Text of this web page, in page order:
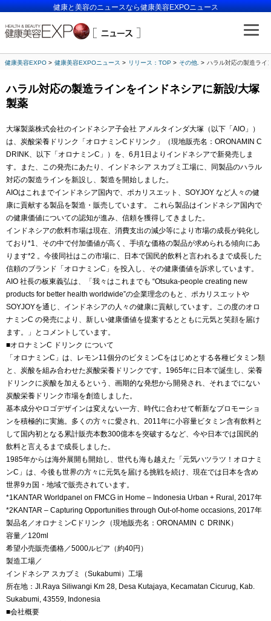
健康と美容のニュースなら健康美容EXPOニュース
健康美容EXPO 健康美容EXPOニュース リリース：TOP その他. ハラル対応の製造ライ
ハラル対応の製造ラインをインドネシアに新設/大塚
製薬
大塚製薬株式会社のインドネシア子会社 アメルタインダ大塚（以下「AIO」）
は、炭酸栄養ドリンク「オロナミンCドリンク」（現地販売名：ORONAMIN C
DRINK、以下「オロナミンC」）を、6月1日よりインドネシアで新発売しま
す。また、この発売にあたり、インドネシア スカブミ工場に、同製品のハラル
対応の製造ラインを新設し、製造を開始しました。
AIOはこれまでインドネシア国内で、ポカリスエット、SOYJOY など人々の健
康に貢献する製品を製造・販売しています。 これら製品はインドネシア国内で
の健康価値についての認知が進み、信頼を獲得してきました。
インドネシアの飲料市場は現在、消費支出の減少等により市場の成長が鈍化し
ており*1、その中で付加価値が高く、手頃な価格の製品が求められる傾向にあ
ります*2 。今後同社はこの市場に、日本で国民的飲料と言われるまで成長した
信頼のブランド「オロナミンC」を投入し、その健康価値を訴求しています。
AIO 社長の板東義弘は、「我々はこれまでも “Otsuka-people creating new
products for better health worldwide”の企業理念のもと、ポカリスエットや
SOYJOYを通じ、インドネシアの人々の健康に貢献しています。この度のオロ
ナミンC の発売により、新しい健康価値を提案するとともに元気と笑顔を届け
ます。」とコメントしています。
■オロナミンC ドリンク について
「オロナミンC」は、レモン11個分のビタミンCをはじめとする各種ビタミン類
と、炭酸を組み合わせた炭酸栄養ドリンクです。1965年に日本で誕生し、栄養
ドリンクに炭酸を加えるという、画期的な発想から開発され、それまでにない
炭酸栄養ドリンク市場を創造しました。
基本成分やロゴデザインは変えない一方、時代に合わせて斬新なプロモーショ
ンを積極的に実施。多くの方々に愛され、2011年に小容量ビタミン含有飲料と
して国内初となる累計販売本数300億本を突破するなど、今や日本では国民的
飲料と言えるまで成長しました。
1985年からは海外展開も開始し、世代も海も越えた「元気ハツラツ！オロナミ
ンC」は、今後も世界の方々に元気を届ける挑戦を続け、現在では日本を含め
世界9カ国・地域で販売されています。
*1KANTAR Worldpanel on FMCG in Home – Indonesia Urban + Rural, 2017年
*2KANTAR – Capturing Opportunities through Out-of-home occasions, 2017年
製品名／オロナミンCドリンク（現地販売名：ORONAMIN Ｃ DRINK）
容量／120ml
希望小売販売価格／5000ルピア（約40円）
製造工場／
インドネシア スカブミ（Sukabumi）工場
所在地：Jl.Raya Siliwangi Km 28, Desa Kutajaya, Kecamatan Cicurug, Kab.
Sukabumi, 43559, Indonesia
■会社概要